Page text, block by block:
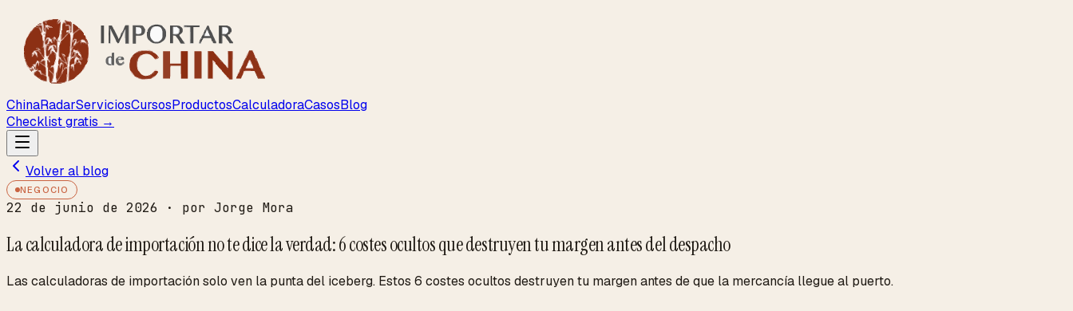
ChinaRadarServiciosCursosProductosCalculadoraCasosBlog
Checklist gratis →
Volver al blog
NEGOCIO
22 de junio de 2026 · por Jorge Mora
La calculadora de importación no te dice la verdad: 6 costes ocultos que destruyen tu margen antes del despacho
Las calculadoras de importación solo ven la punta del iceberg. Estos 6 costes ocultos destruyen tu margen antes de que la mercancía llegue al puerto.